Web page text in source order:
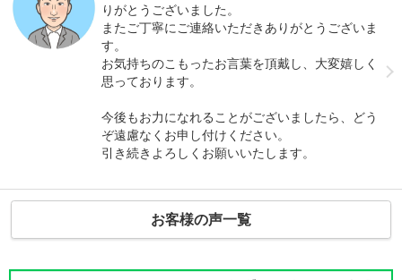
りがとうございました。
またご丁寧にご連絡いただきありがとうございま
す。
お気持ちのこもったお言葉を頂戴し、大変嬉しく
思っております。
今後もお力になれることがございましたら、どう
ぞ遠慮なくお申し付けください。
引き続きよろしくお願いいたします。
お客様の声一覧